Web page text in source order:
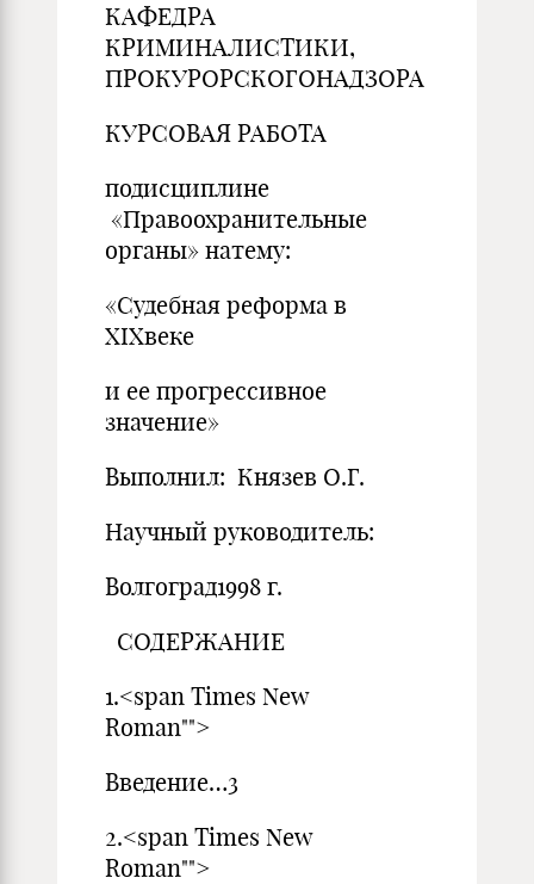
КАФЕДРА
КРИМИНАЛИСТИКИ,
ПРОКУРОРСКОГОНАДЗОРА
КУРСОВАЯ РАБОТА
подисциплине
«Правоохранительные
органы» натему:
«Судебная реформа в
XIXвеке
и ее прогрессивное
значение»
Выполнил: Князев О.Г.
Научный руководитель:
Волгоград1998 г.
СОДЕРЖАНИЕ
1.<span Times New
Roman"">
Введение…3
2.<span Times New
Roman"">